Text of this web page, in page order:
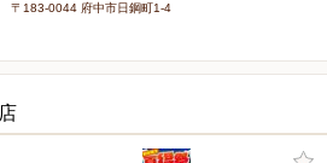
〒183-0044 府中市日鋼町1-4